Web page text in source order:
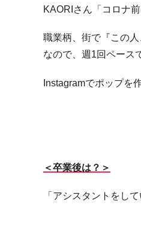
KAORIさん「コロナ
職業柄、街で『この
なので、週1回ペース
Instagramでポップを
＜卒業後は？＞
「アシスタントをし